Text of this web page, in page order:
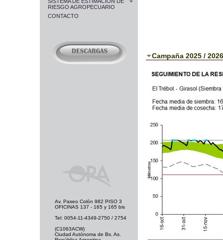
RIESGO AGROPECUARIO
CONTACTO
Campaña 2025 / 2026
Av. Paseo Colón 982 PISO 3
OFICINAS 137 - 165 y 165 bis
Tel: 0054-11-4349-2750 / 2754
(C1063ACW)
Ciudad Autónoma de Bs. As.